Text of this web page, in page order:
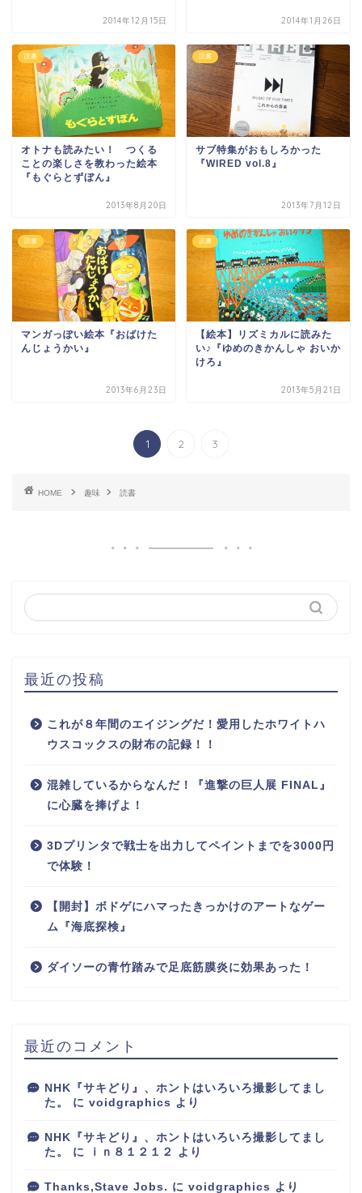
2014年12月15日 2014年1月26日
読書
オトナも読みたい！ つくる
ことの楽しさを教わった絵本
『もぐらとずぼん』
2013年8月20日
読書
サブ特集がおもしろかった
『WIRED vol.8』
2013年7月12日
読書
マンガっぽい絵本『おばけた
んじょうかい』
2013年6月23日
読書
【絵本】リズミカルに読みた
い♪『ゆめのきかんしゃ おいか
けろ』
2013年5月21日
1 2 3
HOME 趣味 読書
最近の投稿
これが８年間のエイジングだ！愛用したホワイトハ
ウスコックスの財布の記録！！
混雑しているからなんだ！『進撃の巨人展 FINAL』
に心臓を捧げよ！
3Dプリンタで戦士を出力してペイントまでを3000円
で体験！
【開封】ボドゲにハマったきっかけのアートなゲー
ム『海底探検』
ダイソーの青竹踏みで足底筋膜炎に効果あった！
最近のコメント
NHK『サキどり』、ホントはいろいろ撮影してまし
た。
に voidgraphics より
NHK『サキどり』、ホントはいろいろ撮影してまし
た。
に ｉｎ８１２１２ より
Thanks,Stave Jobs. に voidgraphics より